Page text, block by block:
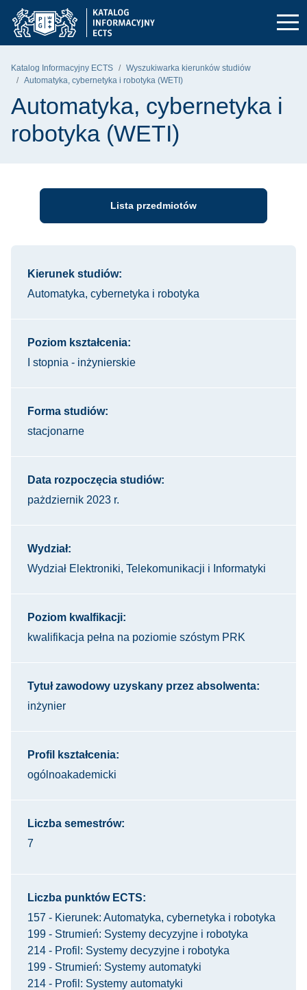
Przejdź do głównego menu
Przejdź do nawigacji
Przejdź do treści
Politechnika Gdańska - strona główna
Katalog Informacyjny ECTS
Wyszukiwarka kierunków studiów
Automatyka, cybernetyka i robotyka (WETI)
Automatyka, cybernetyka i
robotyka (WETI)
Lista przedmiotów
Kierunek studiów:
Automatyka, cybernetyka i robotyka
Poziom kształcenia:
I stopnia - inżynierskie
Forma studiów:
stacjonarne
Data rozpoczęcia studiów:
pażdziernik 2023 r.
Wydział:
Wydział Elektroniki, Telekomunikacji i Informatyki
Poziom kwalfikacji:
kwalifikacja pełna na poziomie szóstym PRK
Tytuł zawodowy uzyskany przez absolwenta:
inżynier
Profil kształcenia:
ogólnoakademicki
Liczba semestrów:
7
Liczba punktów ECTS:
157 - Kierunek: Automatyka, cybernetyka i robotyka
199 - Strumień: Systemy decyzyjne i robotyka
214 - Profil: Systemy decyzyjne i robotyka
199 - Strumień: Systemy automatyki
214 - Profil: Systemy automatyki